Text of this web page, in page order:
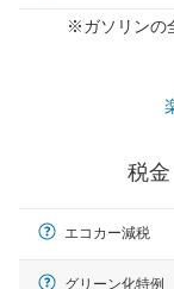
一
※ガソリンの
税
エコカー減税
グリーン化特例